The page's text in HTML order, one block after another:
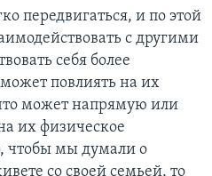
передвигаться, и по этой
с другими
себя более
повлиять на их
может напрямую или
их физическое
чтобы мы думали о
со своей семьей, то